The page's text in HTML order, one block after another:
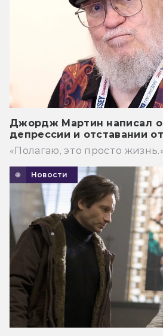
Джордж Мартин написал о
депрессии и отставании
«Полагаю, это просто
Новости